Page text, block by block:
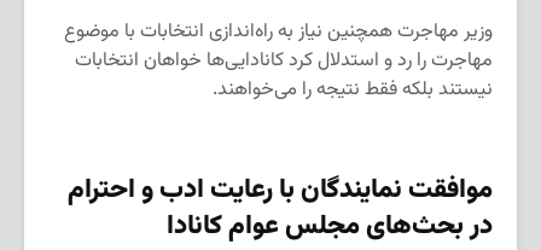
وزیر مهاجرت همچنین نیاز به راه‌اندازی انتخابات با موضوع
مهاجرت را رد و استدلال کرد کانادایی‌ها خواهان انتخابات
نیستند بلکه فقط نتیجه را می‌خواهند.
موافقت نمایندگان با رعایت ادب و احترام
در بحث‌های مجلس عوام کانادا